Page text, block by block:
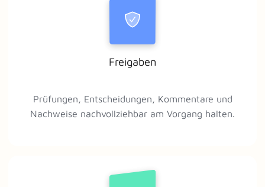
Freigaben
Prüfungen, Entscheidungen, Kommentare und
Nachweise nachvollziehbar am Vorgang halten.